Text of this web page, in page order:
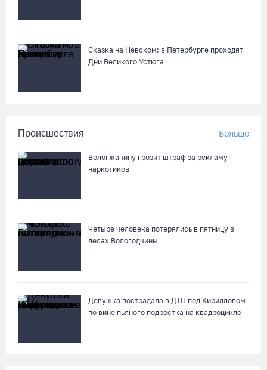
Сказка на Невском: в Петербурге проходят
Дни Великого Устюга
Происшествия Больше
Вологжанину грозит штраф за рекламу
наркотиков
Четыре человека потерялись в пятницу в
лесах Вологодчины
Девушка пострадала в ДТП под Кирилловом
по вине пьяного подростка на квадроцикле